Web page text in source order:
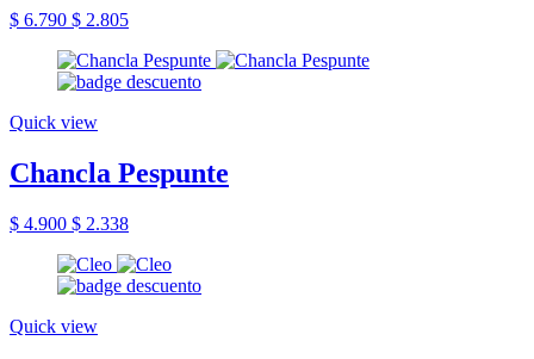
$ 6.790 $ 2.805
Quick view
Chancla Pespunte
$ 4.900 $ 2.338
Quick view